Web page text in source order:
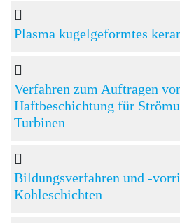
Plasma kugelgeformtes
Verfahren zum Auftragen
Haftbeschichtung für
Turbinen
Bildungsverfahren und -
Kohleschichten